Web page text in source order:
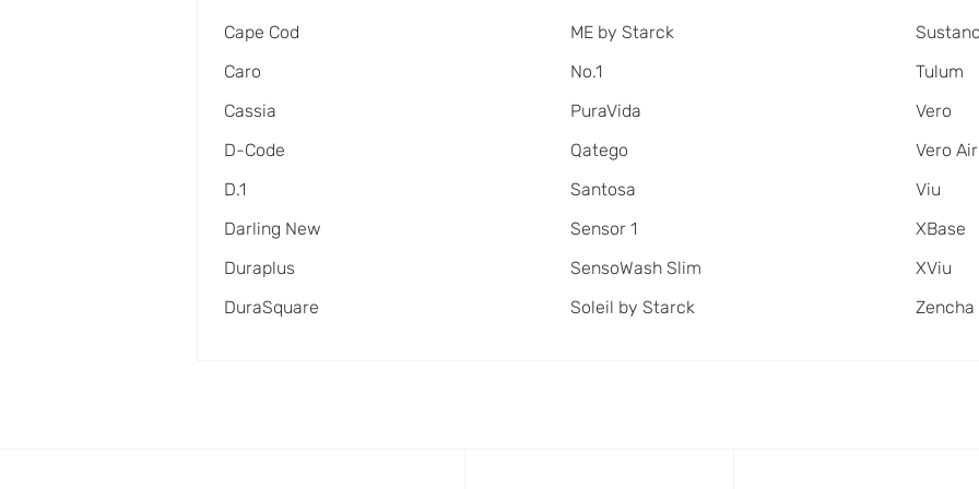
Cape Cod
Caro
Cassia
D-Code
D.1
Darling New
Duraplus
DuraSquare
ME by Starck
No.1
PuraVida
Qatego
Santosa
Sensor 1
SensoWash Slim
Soleil by Starck
Tulum
Vero
Vero Air
Viu
XBase
XViu
Zencha